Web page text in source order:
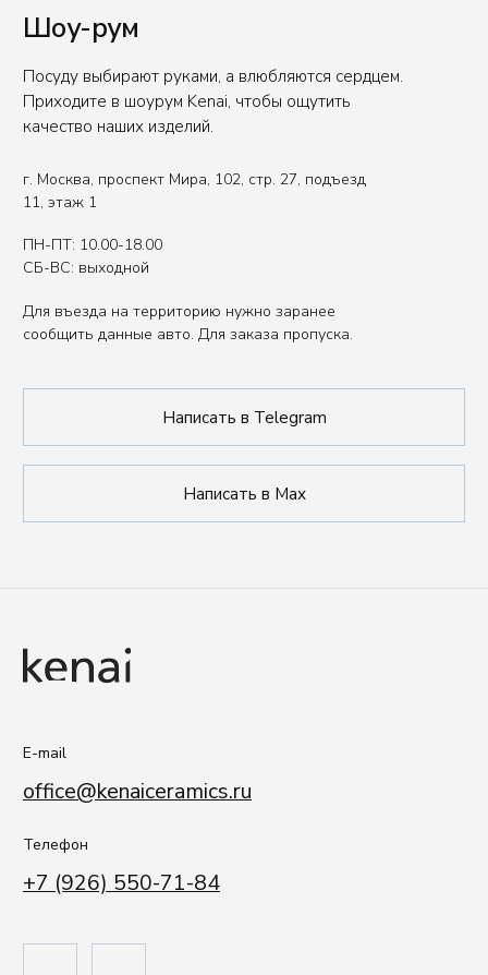
Вы представитель индустрии
ХОРЕКА/HoReCa?
Политика обработки данных
Публичная оферта